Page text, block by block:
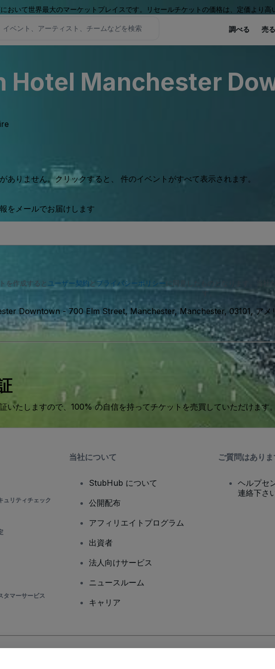
おいて世界最大のマーケットプレイスです。リセールチケットの価格は、定価より高
調べる 売る
Hotel Manchester
ありません。クリックすると、 件のイベントがすべて表示されます。
をメールでお届けします
を作成すると ユーザー契約 と プライバシーポリシー に同意したものとなります。当
す。
Downtown - 700 Elm Street, Manchester, Manchester, 03101, アメ
いたしますので、100% の自信を持ってチケットを売買していただけます。
ュリティチェック
タマーサービス
当社について
StubHub について
公開配布
アフィリエイトプログラム
出資者
法人向けサービス
ニュースルーム
キャリア
ご質問はあり
ヘルプセ
連絡下さ